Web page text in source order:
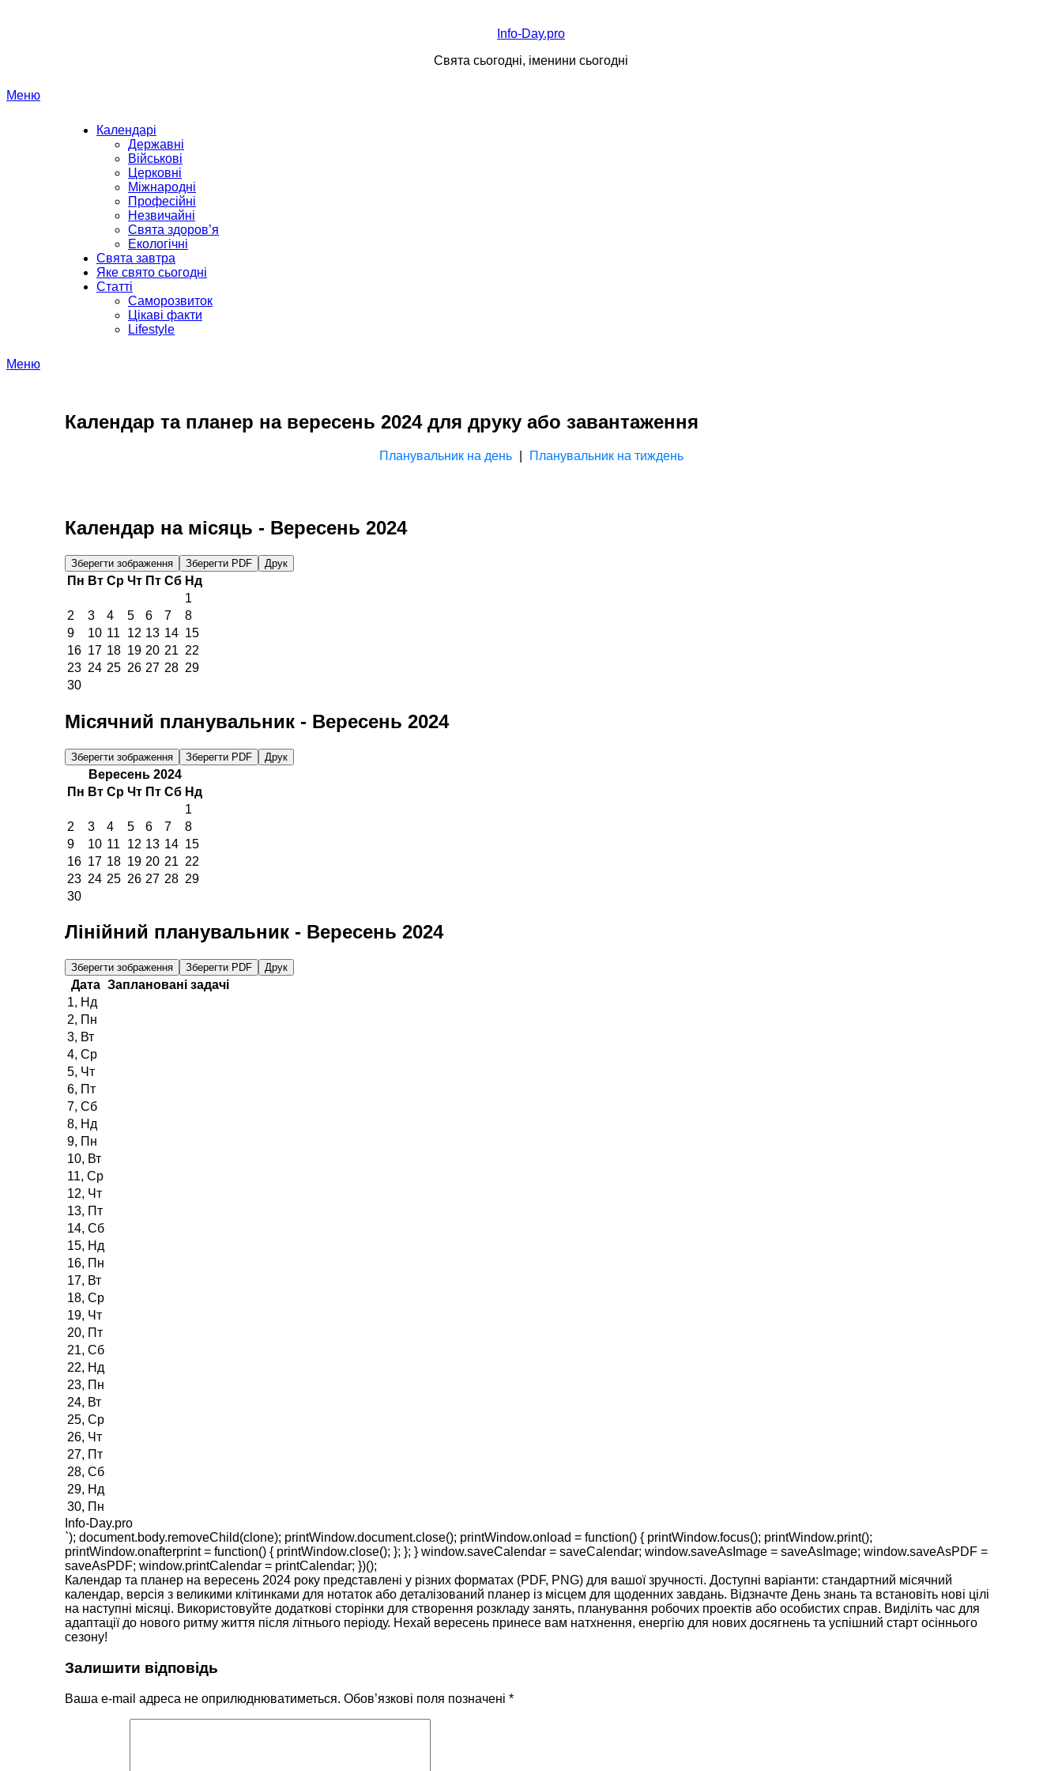
Info-Day.pro
Свята сьогодні, іменини сьогодні
Меню
Календарі
Державні
Військові
Церковні
Міжнародні
Професійні
Незвичайні
Свята здоров’я
Екологічні
Свята завтра
Яке свято сьогодні
Статті
Саморозвиток
Цікаві факти
Lifestyle
Меню
Календар та планер на вересень 2024 для друку або завантаження
Планувальник на день Планувальник на тиждень
Календар на місяць - Вересень 2024
Зберегти зображення Зберегти PDF Друк
Пн Вт Ср Чт Пт Сб Нд
1
2
3 4 5 6 7
8
9
10 11 12 13 14 15
16 17 18 19 20 21 22
23 24 25 26 27 28 29
30
Місячний планувальник - Вересень 2024
Зберегти зображення Зберегти PDF Друк
Вересень 2024
Пн Вт Ср Чт Пт Сб Нд
1
2
3 4 5 6 7
8
9
10 11 12 13 14 15
16 17 18 19 20 21 22
23 24 25 26 27 28 29
30
Лінійний планувальник - Вересень 2024
Зберегти зображення Зберегти PDF Друк
Дата Заплановані задачі
1, Нд
2, Пн
3, Вт
4, Ср
5, Чт
6, Пт
7, Сб
8, Нд
9, Пн
10, Вт
11, Ср
12, Чт
13, Пт
14, Сб
15, Нд
16, Пн
17, Вт
18, Ср
19, Чт
20, Пт
21, Сб
22, Нд
23, Пн
24, Вт
25, Ср
26, Чт
27, Пт
28, Сб
29, Нд
30, Пн
Info-Day.pro
`); document.body.removeChild(clone); printWindow.document.close(); printWindow.onload = function() { printWindow.focus(); printWindow.print();
printWindow.onafterprint = function() { printWindow.close(); }; }; } window.saveCalendar = saveCalendar; window.saveAsImage = saveAsImage; window.saveAsPDF =
saveAsPDF; window.printCalendar = printCalendar; })();
Календар та планер на вересень 2024 року представлені у різних форматах (PDF, PNG) для вашої зручності. Доступні варіанти: стандартний місячний
календар, версія з великими клітинками для нотаток або деталізований планер із місцем для щоденних завдань. Відзначте День знань та встановіть нові цілі
на наступні місяці. Використовуйте додаткові сторінки для створення розкладу занять, планування робочих проектів або особистих справ. Виділіть час для
адаптації до нового ритму життя після літнього періоду. Нехай вересень принесе вам натхнення, енергію для нових досягнень та успішний старт осіннього
сезону!
Залишити відповідь
Ваша e-mail адреса не оприлюднюватиметься. Обов’язкові поля позначені *